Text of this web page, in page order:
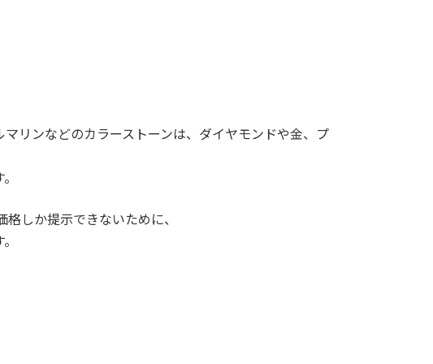
リンなどのカラーストーンは、ダイヤモンドや金、プ
しか提示できないために、